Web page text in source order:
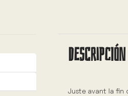
DESCRIPCIÓN
Juste avant la fin